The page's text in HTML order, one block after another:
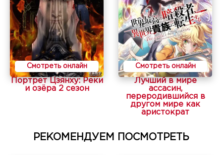
Смотреть онлайн
Портрет Цзянху: Реки
и озёра 2 сезон
Смотреть онлайн
Лучший в мире
ассасин,
переродившийся в
другом мире как
аристократ
РЕКОМЕНДУЕМ ПОСМОТРЕТЬ